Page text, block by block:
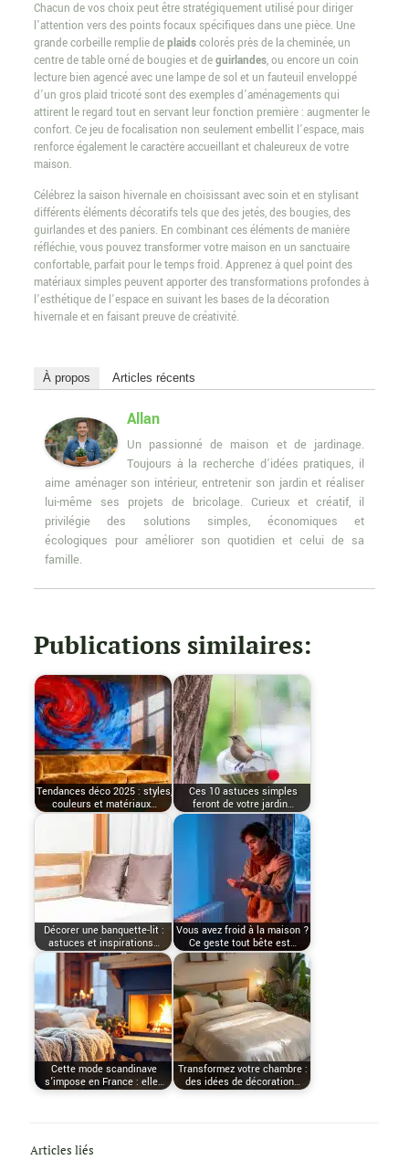
Chacun de vos choix peut être stratégiquement utilisé pour diriger
l’attention vers des points focaux spécifiques dans une pièce. Une
grande corbeille remplie deplaidscolorés près de la cheminée, un
centre de table orné de bougies et deguirlandes, ou encore un coin
lecture bien agencé avec une lampe de sol et un fauteuil enveloppé
d’un gros plaid tricoté sont des exemples d’aménagements qui
attirent le regard tout en servant leur fonction première : augmenter le
confort. Ce jeu de focalisation non seulement embellit l’espace, mais
renforce également le caractère accueillant et chaleureux de votre
maison.
Célébrez la saison hivernale en choisissant avec soin et en stylisant
différents éléments décoratifs tels que des jetés, des bougies, des
guirlandes et des paniers. En combinant ces éléments de manière
réfléchie, vous pouvez transformer votre maison en un sanctuaire
confortable, parfait pour le temps froid. Apprenez à quel point des
matériaux simples peuvent apporter des transformations profondes à
l’esthétique de l’espace en suivant les bases de la décoration
hivernale et en faisant preuve de créativité.
À propos Articles récents
Allan
Un passionné de maison et de jardinage.
Toujours à la recherche d’idées pratiques, il
aime aménager son intérieur, entretenir son jardin et réaliser
lui-même ses projets de bricolage. Curieux et créatif, il
privilégie des solutions simples, économiques et
écologiques pour améliorer son quotidien et celui de sa
famille.
Publications similaires:
Tendances déco 2025 : styles,
couleurs et matériaux…
Ces 10 astuces simples
feront de votre jardin…
Décorer une banquette-lit :
astuces et inspirations…
Vous avez froid à la maison ?
Ce geste tout bête est…
Cette mode scandinave
s’impose en France : elle…
Transformez votre chambre :
des idées de décoration…
Articles liés